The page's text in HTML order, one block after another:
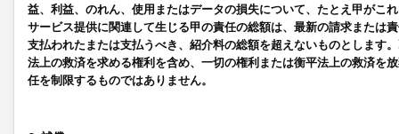
益、利益、のれん、使用またはデータの損失について、たとえ甲がこ
サービス提供に関連して生じる甲の責任の総額は、最新の請求または
支払われたまたは支払うべき、紹介料の総額を超えないものとします
法上の救済を求める権利を含め、一切の権利または衡平法上の救済を
任を制限するものではありません。